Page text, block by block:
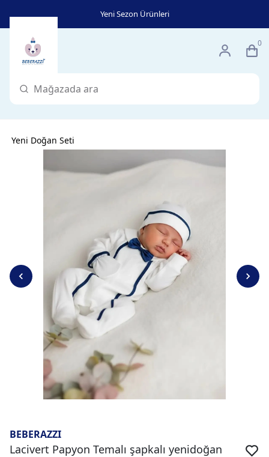
Yeni Sezon Ürünleri
0
Yeni Doğan Seti
BEBERAZZI
Lacivert Papyon Temalı şapkalı yenidoğan